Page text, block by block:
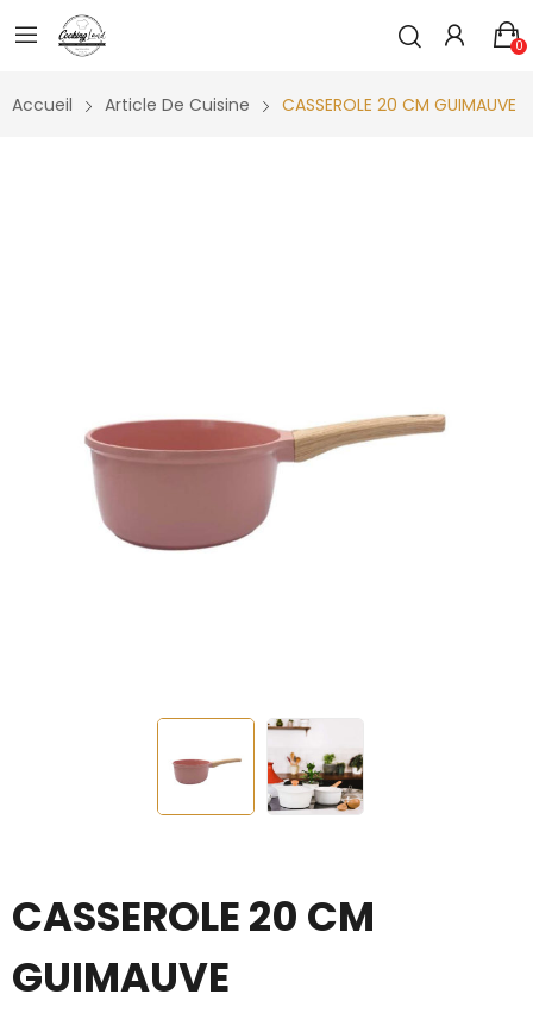
0
Accueil Article De Cuisine CASSEROLE 20 CM GUIMAUVE
CASSEROLE 20 CM
GUIMAUVE